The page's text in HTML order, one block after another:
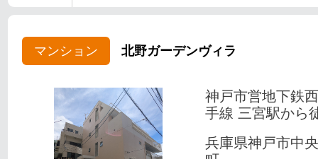
マンション 北野ガーデンヴィラ
神戸市営地下鉄
手線 三宮駅から
兵庫県神戸市中